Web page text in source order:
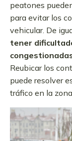
peatones
para evitar los
vehicular. De
tener
Reubicar los
puede resolver
tráfico en la